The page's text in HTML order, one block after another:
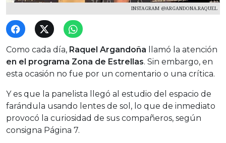
INSTAGRAM @ARGANDONA.RAQUEL
Como cada día, Raquel Argandoña llamó la atención
en el programa Zona de Estrellas. Sin embargo, en
esta ocasión no fue por un comentario o una crítica.
Y es que la panelista llegó al estudio del espacio de
farándula usando lentes de sol, lo que de inmediato
provocó la curiosidad de sus compañeros, según
consigna Página 7.